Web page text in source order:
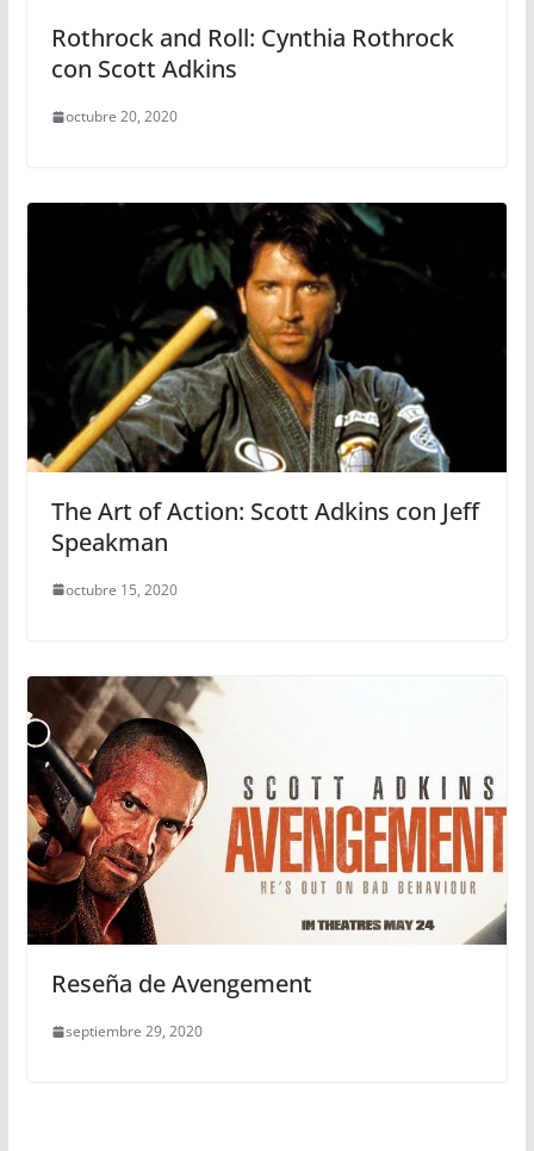
Rothrock and Roll: Cynthia Rothrock
con Scott Adkins
octubre 20, 2020
The Art of Action: Scott Adkins con Jeff
Speakman
octubre 15, 2020
Reseña de Avengement
septiembre 29, 2020